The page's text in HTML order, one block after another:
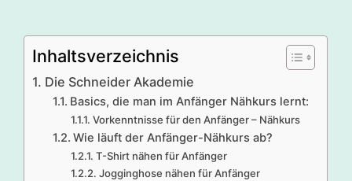
Inhaltsverzeichnis
Die Schneider Akademie
Basics, die man im Anfänger Nähkurs lernt:
Vorkenntnisse für den Anfänger – Nähkurs
Wie läuft der Anfänger-Nähkurs ab?
T-Shirt nähen für Anfänger
Jogginghose nähen für Anfänger